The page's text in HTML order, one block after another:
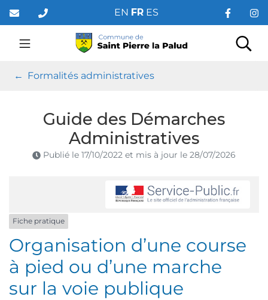
Aller
au
contenu
EN FR ES
Saint Pierre la Palud
Formalités administratives
Guide des Démarches
Administratives
Publié le 17/10/2022 et mis à jour le 28/07/2026
Fiche pratique
Organisation d’une course
à pied ou d’une marche
sur la voie publique